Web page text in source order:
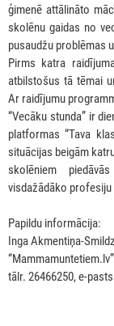
ģimenē attālināto
skolēnu gaidas no
pusaudžu problēmas
Pirms katra
atbilstošus tā tēmai
Ar raidījumu
“Vecāku stunda” ir
platformas “Tava
situācijas beigām
skolēniem
visdažādāko profesiju
Papildu informācija:
Inga Akmentiņa-
tālr. 26466250, e-